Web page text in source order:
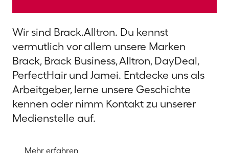
Wir sind Brack.Alltron. Du kennst
vermutlich vor allem unsere Marken
Brack, Brack Business, Alltron, DayDeal,
PerfectHair und Jamei. Entdecke uns als
Arbeitgeber, lerne unsere Geschichte
kennen oder nimm Kontakt zu unserer
Medienstelle auf.
Mehr erfahren